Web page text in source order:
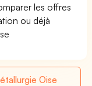
les offres
ou déjà
Oise